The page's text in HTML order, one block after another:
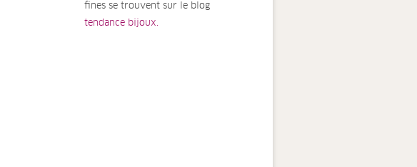
fines se trouvent sur le blog
tendance bijoux.